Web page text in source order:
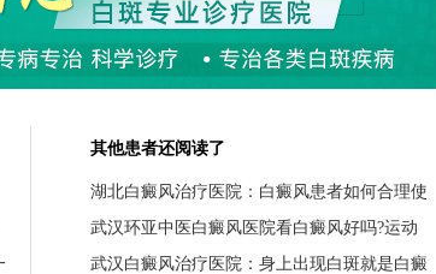
其他患者还阅读了
湖北白癜风治疗医院：白癜风患者如何合理使
武汉环亚中医白癜风医院看白癜风好吗?运动
武汉白癜风治疗医院：身上出现白斑就是白癜